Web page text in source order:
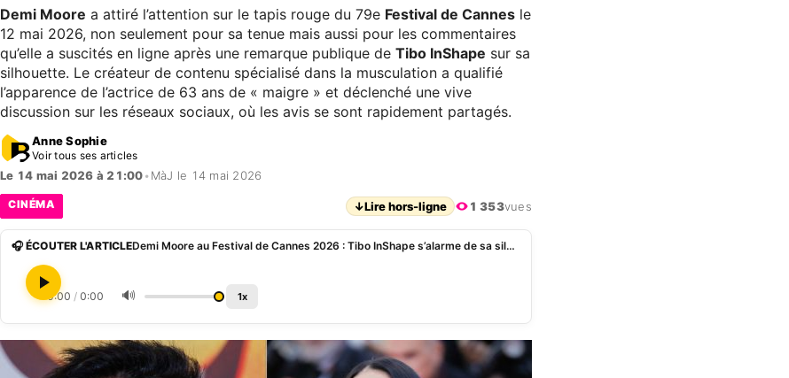
Demi Moore a attiré l’attention sur le tapis rouge du 79e Festival de Cannes le
12 mai 2026, non seulement pour sa tenue mais aussi pour les commentaires
qu’elle a suscités en ligne après une remarque publique de Tibo InShape sur sa
silhouette. Le créateur de contenu spécialisé dans la musculation a qualifié
l’apparence de l’actrice de 63 ans de « maigre » et déclenché une vive
discussion sur les réseaux sociaux, où les avis se sont rapidement partagés.
Anne Sophie
Voir tous ses articles
Le 14 mai 2026 à 21:00• MàJ le 14 mai 2026
CINÉMA ↓Lire hors-ligne 1 353vues
🎧 ÉCOUTER L'ARTICLE Demi Moore au Festival de Cannes 2026 : Tibo InShape s’alarme de sa silhouette
0:00 / 0:00 🔊 1x